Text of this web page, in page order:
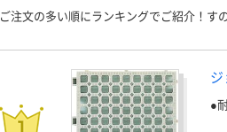
ご注文の多い順にランキングでご紹介！す
ジ
●